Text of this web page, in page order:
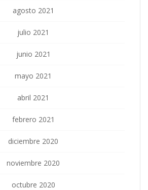
agosto 2021
julio 2021
junio 2021
mayo 2021
abril 2021
febrero 2021
diciembre 2020
noviembre 2020
octubre 2020